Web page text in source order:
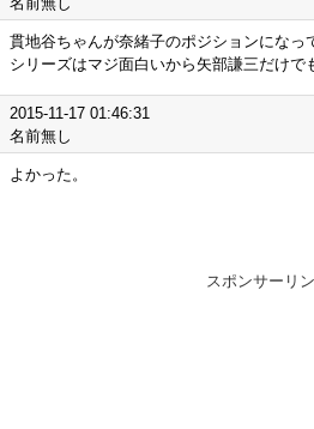
貫地谷ちゃんが奈緒子のポジションになっ
シリーズはマジ面白いから矢部謙三だけで
2015-11-17 01:46:31
名前無し
よかった。
スポンサーリ